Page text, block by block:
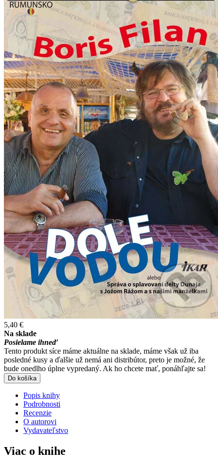
5,40 €
Na sklade
Posielame ihneď
Tento produkt síce máme aktuálne na sklade, máme však už iba
posledné kusy a ďalšie už nemá ani distribútor, preto je možné, že
bude onedlho úplne vypredaný. Ak ho chcete mať, ponáhľajte sa!
Do košíka
Popis knihy
Podrobnosti
Recenzie
O autorovi
Vydavateľstvo
Viac o knihe